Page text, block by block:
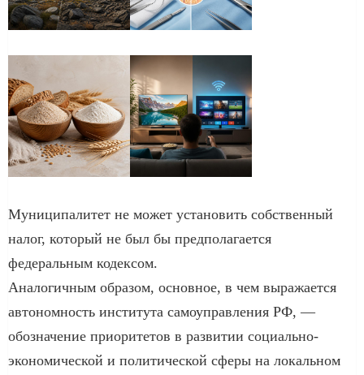
Муниципалитет не может установить собственный
налог, который не был бы предполагается
федеральным кодексом.
Аналогичным образом, основное, в чем выражается
автономность института самоуправления РФ, —
обозначение приоритетов в развитии социально-
экономической и политической сферы на локальном